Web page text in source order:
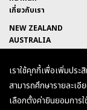
เกี่ยวกับเรา
NEW ZEALAND
AUSTRALIA
UNITED KINGDOM
เราใช้คุกกี้เพื่อเพิ่มปร
สามารถศึกษารายละเอี
เลือกตั้งค่ายินยอมการ